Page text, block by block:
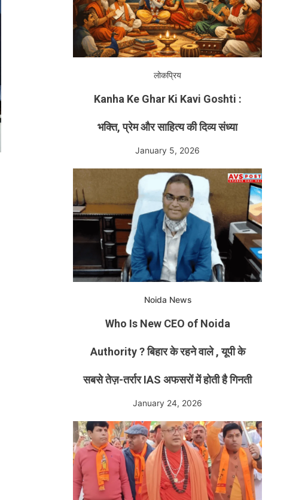
लोकप्रिय
Kanha Ke Ghar Ki Kavi Goshti :
भक्ति, प्रेम और साहित्य की दिव्य संध्या
January 5, 2026
Noida News
Who Is New CEO of Noida
Authority ? बिहार के रहने वाले , यूपी के
सबसे तेज़-तर्रार IAS अफसरों में होती है गिनती
January 24, 2026